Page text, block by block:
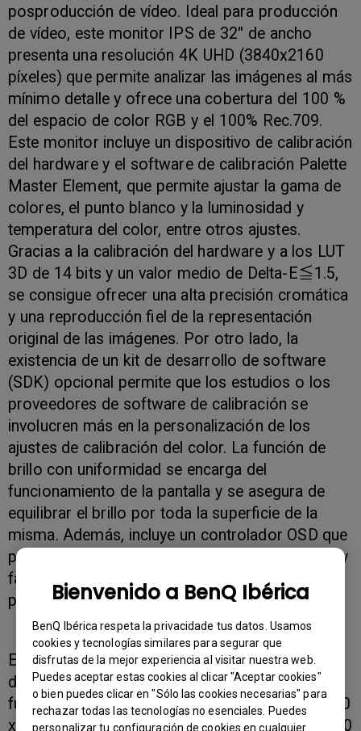
Bienvenido a BenQ Ibérica
BenQ Ibérica respeta la privacidade tus datos. Usamos
cookies y tecnologías similares para segurar que
disfrutas de la mejor experiencia al visitar nuestra web.
Puedes aceptar estas cookies al clicar "Aceptar cookies"
o bien puedes clicar en "Sólo las cookies necesarias" para
rechazar todas las tecnologías no esenciales. Puedes
personalizar tu configuración de cookies en cualquier
posproducción de vídeo. Ideal para producción
de vídeo, este monitor IPS de 32'' de ancho
presenta una resolución 4K UHD (3840x2160
píxeles) que permite analizar las imágenes al más
mínimo detalle y ofrece una cobertura del 100 %
del espacio de color RGB y el 100% Rec.709.
Este monitor incluye un dispositivo de calibración
del hardware y el software de calibración Palette
Master Element, que permite ajustar la gama de
colores, el punto blanco y la luminosidad y
temperatura del color, entre otros ajustes.
Gracias a la calibración del hardware y a los LUT
3D de 14 bits y un valor medio de Delta-E≦1.5,
se consigue ofrecer una alta precisión cromática
y una reproducción fiel de la representación
original de las imágenes. Por otro lado, la
existencia de un kit de desarrollo de software
(SDK) opcional permite que los estudios o los
proveedores de software de calibración se
involucren más en la personalización de los
ajustes de calibración del color. La función de
brillo con uniformidad se encarga del
funcionamiento de la pantalla y se asegura de
equilibrar el brillo por toda la superficie de la
misma. Además, incluye un controlador OSD que
permite un control táctil del menú de la pantalla y
fácil de usar para mejorar su comodidad y
productividad.
El modelo PV270 es un monitor IPS profesional
de 27'' de gran calidad y con multitud de
funciones. Cuenta con una resolución QHD (2560
x 1440 píxeles) que ofrece una cobertura del 100